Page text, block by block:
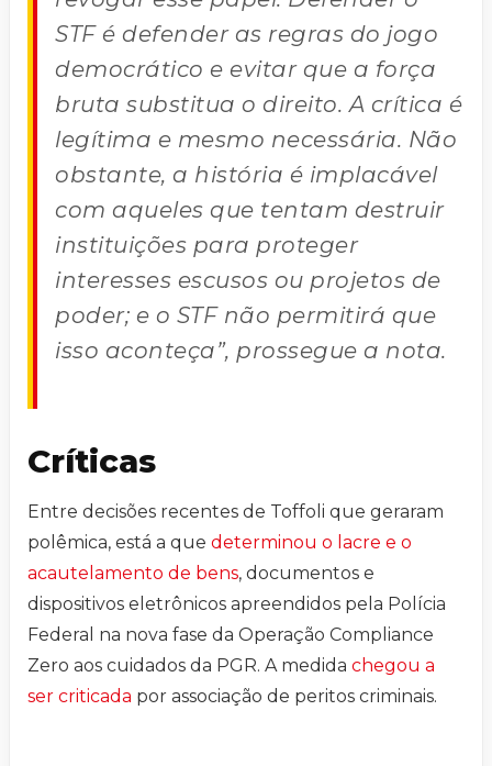
STF é defender as regras do jogo
democrático e evitar que a força
bruta substitua o direito. A crítica é
legítima e mesmo necessária. Não
obstante, a história é implacável
com aqueles que tentam destruir
instituições para proteger
interesses escusos ou projetos de
poder; e o STF não permitirá que
isso aconteça”, prossegue a nota.
Críticas
Entre decisões recentes de Toffoli que geraram
polêmica, está a que determinou o lacre e o
acautelamento de bens, documentos e
dispositivos eletrônicos apreendidos pela Polícia
Federal na nova fase da Operação Compliance
Zero aos cuidados da PGR. A medida chegou a
ser criticada por associação de peritos criminais.